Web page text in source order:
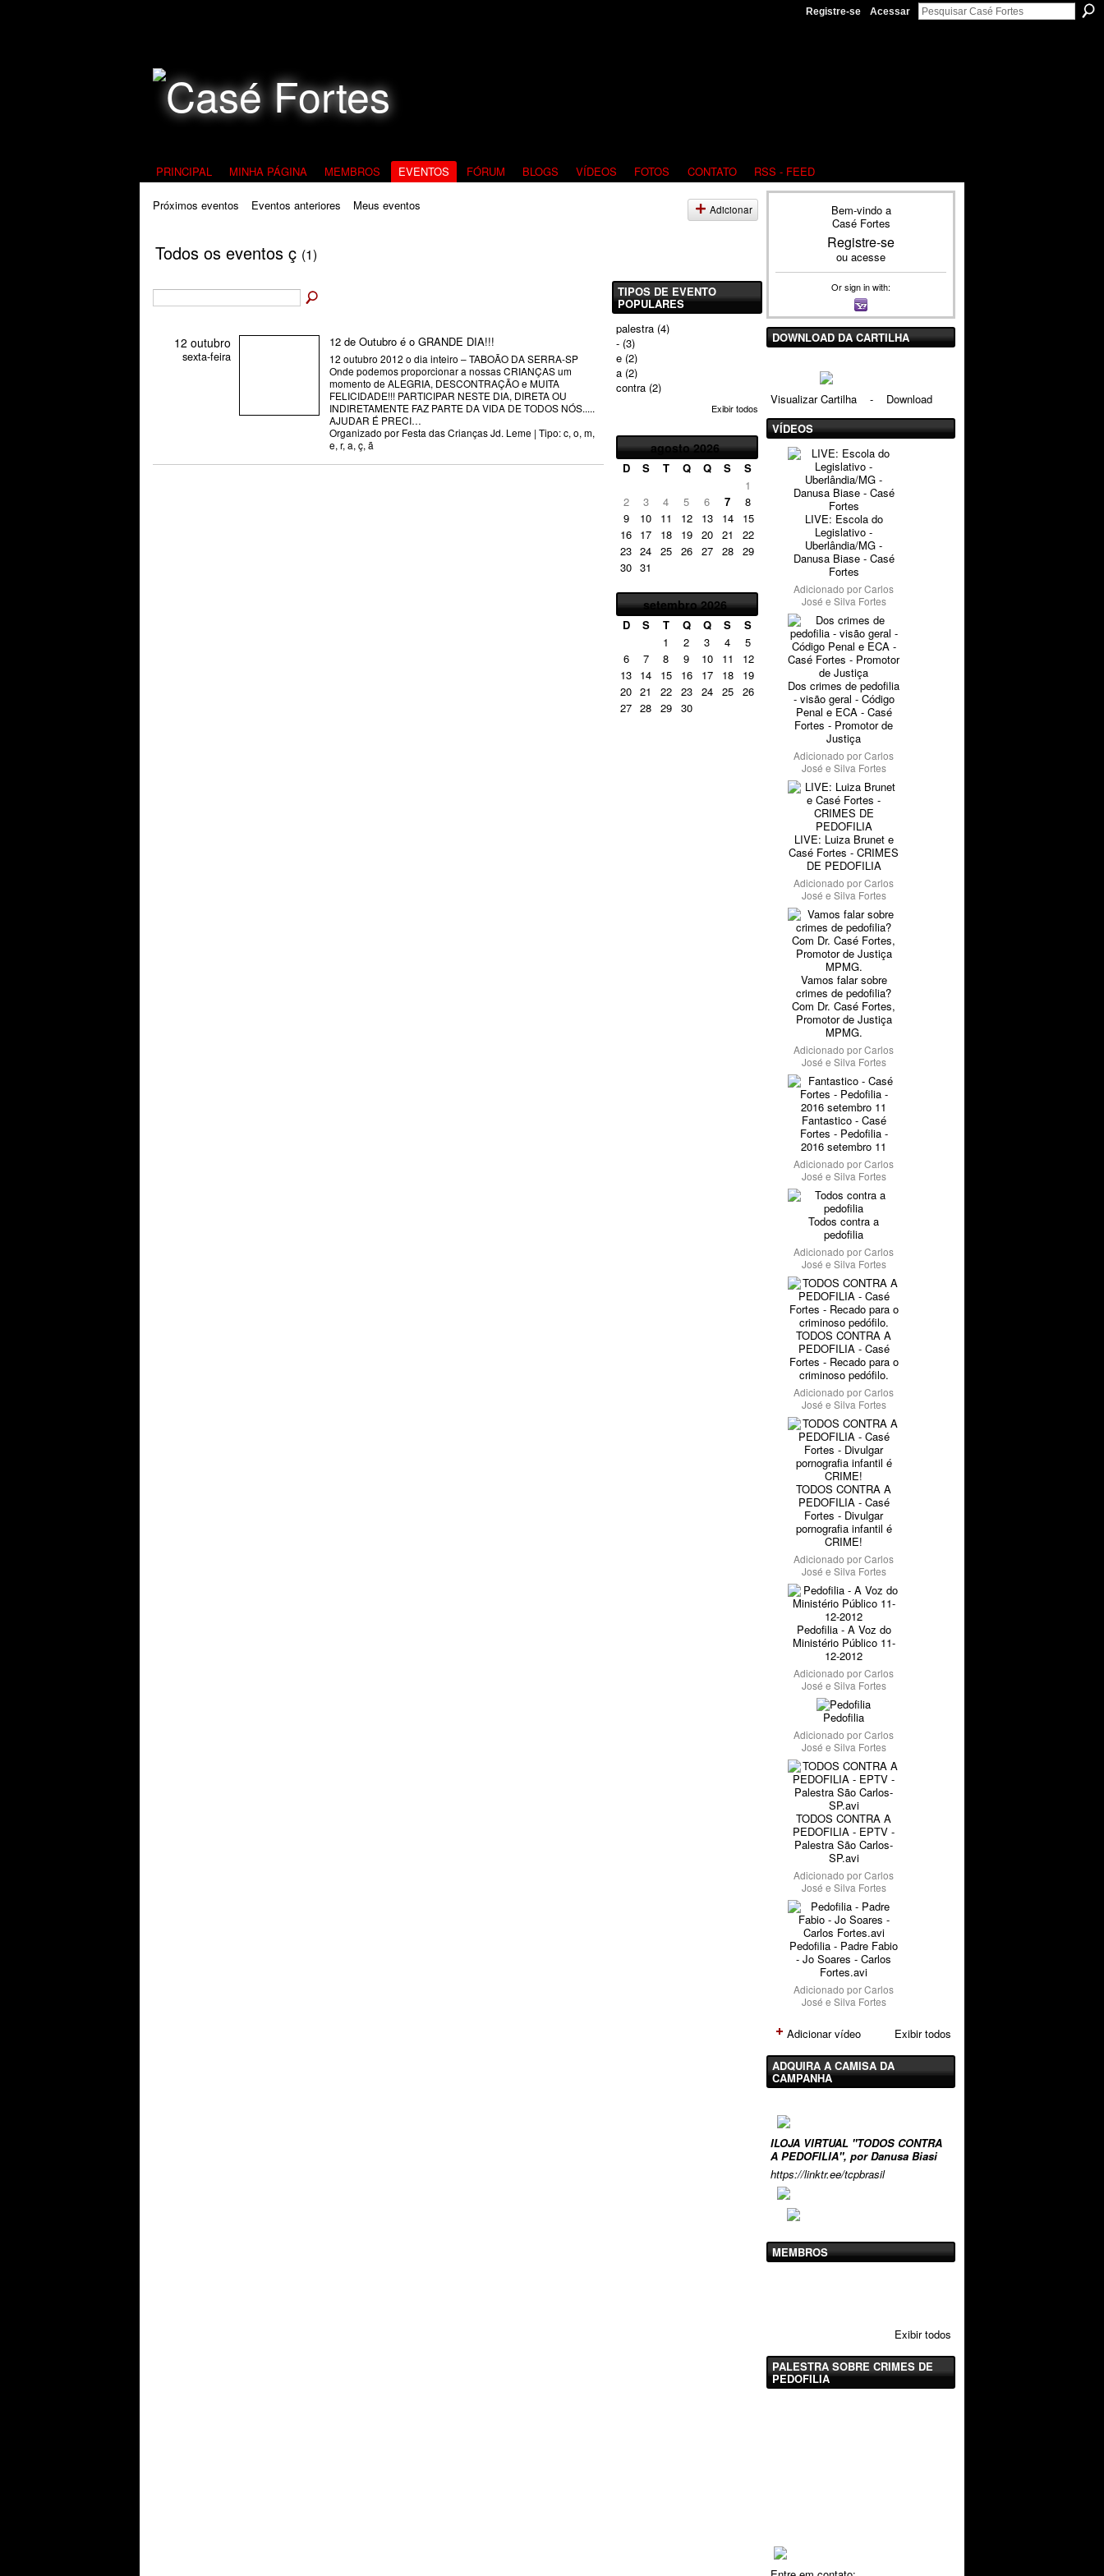
Registre-se Acessar
PRINCIPAL MINHA PÁGINA MEMBROS EVENTOS FÓRUM BLOGS VÍDEOS FOTOS CONTATO RSS - FEED
Próximos eventos Eventos anteriores Meus eventos Adicionar
Todos os eventos ç (1)
12 outubro
sexta-feira
12 de Outubro é o GRANDE DIA!!!
12 outubro 2012 o dia inteiro –TABOÃO DA SERRA-SP
Onde podemos proporcionar a nossas CRIANÇAS um
momento de ALEGRIA, DESCONTRAÇÃO e MUITA
FELICIDADE!!! PARTICIPAR NESTE DIA, DIRETA OU
INDIRETAMENTE FAZ PARTE DA VIDA DE TODOS NÓS.....
AJUDAR É PRECI…
Organizado por Festa das Crianças Jd. Leme | Tipo:c,o,m,
e,r,a,ç,ã
TIPOS DE EVENTO
POPULARES
palestra (4)
- (3)
e (2)
a (2)
contra (2)
Exibir todos
agosto 2026
D S T Q Q S
S
1
2
3 4 5 6 7
8
9
10 11 12 13 14
15
16 17 18 19 20 21
22
23 24 25 26 27 28
29
30 31
setembro 2026
D S T Q Q S
S
1
2 3 4
5
6
7 8 9 10 11
12
13 14 15 16 17 18
19
20 21 22 23 24 25
26
27 28 29 30
Bem-vindo a
Casé Fortes
Registre-se
ou acesse
Or sign in with:
DOWNLOAD DA CARTILHA
Visualizar Cartilha - Download
VÍDEOS
LIVE: Escola do
Legislativo -
Uberlândia/MG -
Danusa Biase - Casé
Fortes
Adicionado porCarlos
José e Silva Fortes
Dos crimes de pedofilia
- visão geral - Código
Penal e ECA - Casé
Fortes - Promotor de
Justiça
Adicionado porCarlos
José e Silva Fortes
LIVE: Luiza Brunet e
Casé Fortes - CRIMES
DE PEDOFILIA
Adicionado porCarlos
José e Silva Fortes
Vamos falar sobre
crimes de pedofilia?
Com Dr. Casé Fortes,
Promotor de Justiça
MPMG.
Adicionado porCarlos
José e Silva Fortes
Fantastico - Casé
Fortes - Pedofilia -
2016 setembro 11
Adicionado porCarlos
José e Silva Fortes
Todos contra a
pedofilia
Adicionado porCarlos
José e Silva Fortes
TODOS CONTRA A
PEDOFILIA - Casé
Fortes - Recado para o
criminoso pedófilo.
Adicionado porCarlos
José e Silva Fortes
TODOS CONTRA A
PEDOFILIA - Casé
Fortes - Divulgar
pornografia infantil é
CRIME!
Adicionado porCarlos
José e Silva Fortes
Pedofilia - A Voz do
Ministério Público 11-
12-2012
Adicionado porCarlos
José e Silva Fortes
Pedofilia
Adicionado porCarlos
José e Silva Fortes
TODOS CONTRA A
PEDOFILIA - EPTV -
Palestra São Carlos-
SP.avi
Adicionado porCarlos
José e Silva Fortes
Pedofilia - Padre Fabio
- Jo Soares - Carlos
Fortes.avi
Adicionado porCarlos
José e Silva Fortes
Adicionar vídeo Exibir todos
ADQUIRA A CAMISA DA
CAMPANHA
ILOJA VIRTUAL "TODOS CONTRA
A PEDOFILIA", por Danusa Biasi
https://linktr.ee/tcpbrasil
MEMBROS
Exibir todos
PALESTRA SOBRE CRIMES DE
PEDOFILIA